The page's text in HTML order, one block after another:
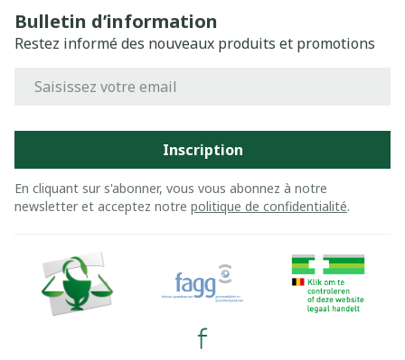
Bulletin d’information
Restez informé des nouveaux produits et promotions
Inscription
En cliquant sur s'abonner, vous vous abonnez à notre
newsletter et acceptez notre politique de confidentialité.